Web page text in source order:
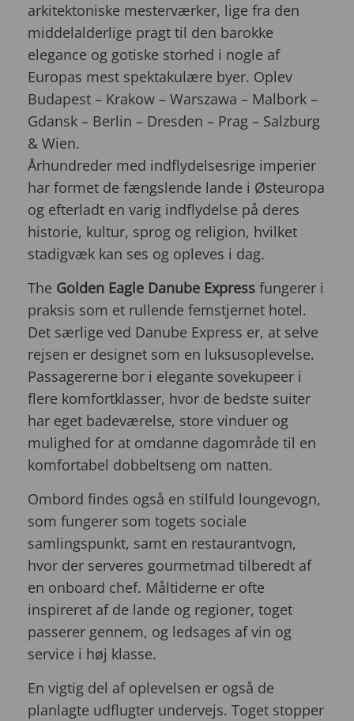
arkitektoniske mesterværker, lige fra den
middelalderlige pragt til den barokke
elegance og gotiske storhed i nogle af
Europas mest spektakulære byer. Oplev
Budapest – Krakow – Warszawa – Malbork –
Gdansk – Berlin – Dresden – Prag – Salzburg
& Wien.
Århundreder med indflydelsesrige imperier
har formet de fængslende lande i Østeuropa
og efterladt en varig indflydelse på deres
historie, kultur, sprog og religion, hvilket
stadigvæk kan ses og opleves i dag.
The Golden Eagle Danube Express fungerer i
praksis som et rullende femstjernet hotel.
Det særlige ved Danube Express er, at selve
rejsen er designet som en luksusoplevelse.
Passagererne bor i elegante sovekupeer i
flere komfortklasser, hvor de bedste suiter
har eget badeværelse, store vinduer og
mulighed for at omdanne dagområde til en
komfortabel dobbeltseng om natten.
Ombord findes også en stilfuld loungevogn,
som fungerer som togets sociale
samlingspunkt, samt en restaurantvogn,
hvor der serveres gourmetmad tilberedt af
en onboard chef. Måltiderne er ofte
inspireret af de lande og regioner, toget
passerer gennem, og ledsages af vin og
service i høj klasse.
En vigtig del af oplevelsen er også de
planlagte udflugter undervejs. Toget stopper